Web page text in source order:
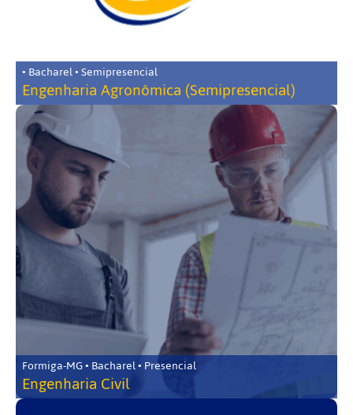
• Bacharel • Semipresencial
Engenharia Agronômica (Semipresencial)
Formiga-MG • Bacharel • Presencial
Engenharia Civil